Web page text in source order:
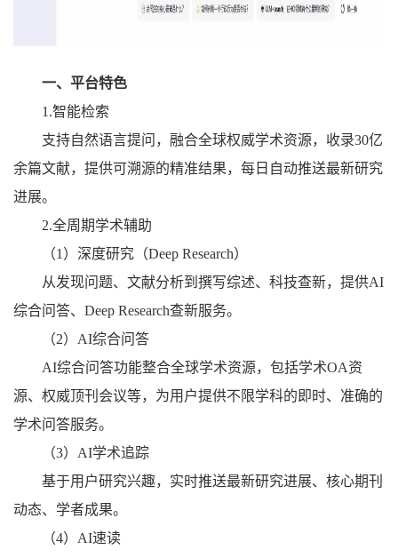
一、平台特色
1 .智能检索
支持自然语言提问，融合全球权威学术资源，收录30亿
余篇文献，提供可溯源的精准结果，每日自动推送最新研究
进展。
2.全周期学术辅助
（1）深度研究（Deep Research）
从发现问题、文献分析到撰写综述、科技查新，提供AI
综合问答、Deep Research查新服务。
（2）AI综合问答
AI综合问答功能整合全球学术资源，包括学术OA资
源、权威顶刊会议等，为用户提供不限学科的即时、准确的
学术问答服务。
（3）AI学术追踪
基于用户研究兴趣，实时推送最新研究进展、核心期刊
动态、学者成果。
（4）AI速读